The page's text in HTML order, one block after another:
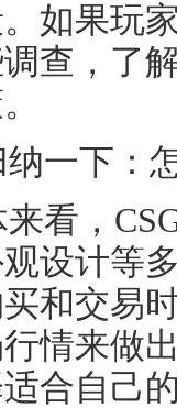
如果玩
查，了
一下：
来看，
设计等
和交易
情来做
合自己